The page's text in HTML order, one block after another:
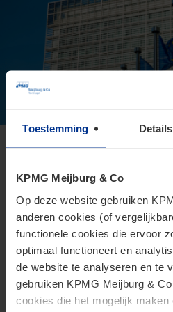
Toestemming Details
KPMG Meijburg & Co
Op deze website gebruiken
anderen cookies (of
functionele cookies die ervoor
optimaal functioneert en
de website te analyseren en te
gebruiken KPMG Meijburg &
cookies die het mogelijk
voorstel voor Direct
24 juni 2026
Het Omnibusvoorstel is een
beoogt administratieve
lastenverlichtingen te